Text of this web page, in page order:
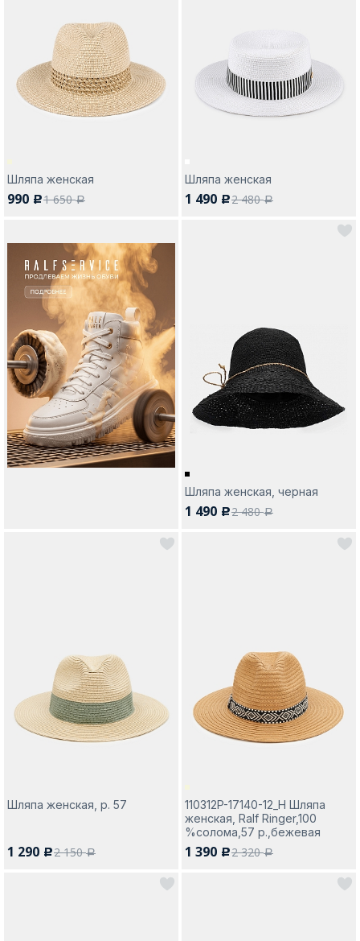
Шляпа женская
990 c1 650a
Шляпа женская
1 490 c2 480a
Шляпа женская, черная
1 490 c2 480a
Шляпа женская, р. 57
1 290 c2 150a
110312P-17140-12_Н Шляпа
женская, Ralf Ringer,100
%солома,57 р.,бежевая
1 390 c2 320a